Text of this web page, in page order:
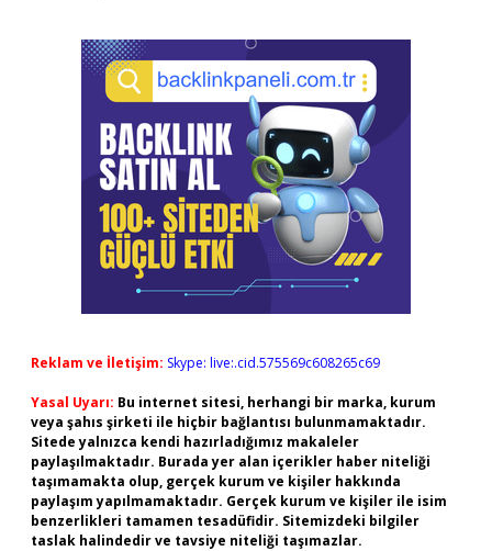
Reklam ve İletişim: Skype: live:.cid.575569c608265c69
Yasal Uyarı: Bu internet sitesi, herhangi bir marka, kurum
veya şahıs şirketi ile hiçbir bağlantısı bulunmamaktadır.
Sitede yalnızca kendi hazırladığımız makaleler
paylaşılmaktadır. Burada yer alan içerikler haber niteliği
taşımamakta olup, gerçek kurum ve kişiler hakkında
paylaşım yapılmamaktadır. Gerçek kurum ve kişiler ile isim
benzerlikleri tamamen tesadüfidir. Sitemizdeki bilgiler
taslak halindedir ve tavsiye niteliği taşımazlar.